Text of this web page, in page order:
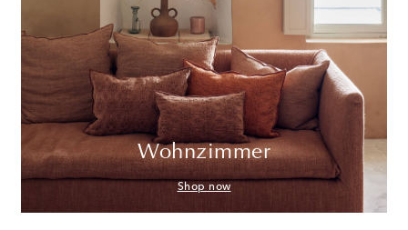
Wohnzimmer
Shop now